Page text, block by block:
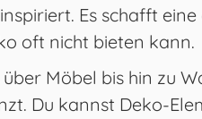
Es schafft
oft nicht bieten kann.
Möbel bis hin zu
Du kannst Deko-